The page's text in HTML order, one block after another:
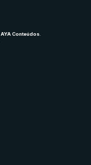
AYA Conteúdos